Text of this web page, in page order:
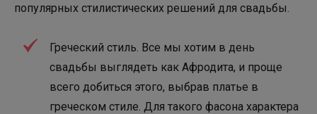
популярных стилистических решений для свадьбы.
Греческий стиль. Все мы хотим в день
свадьбы выглядеть как Афродита, и проще
всего добиться этого, выбрав платье в
греческом стиле. Для такого фасона характера